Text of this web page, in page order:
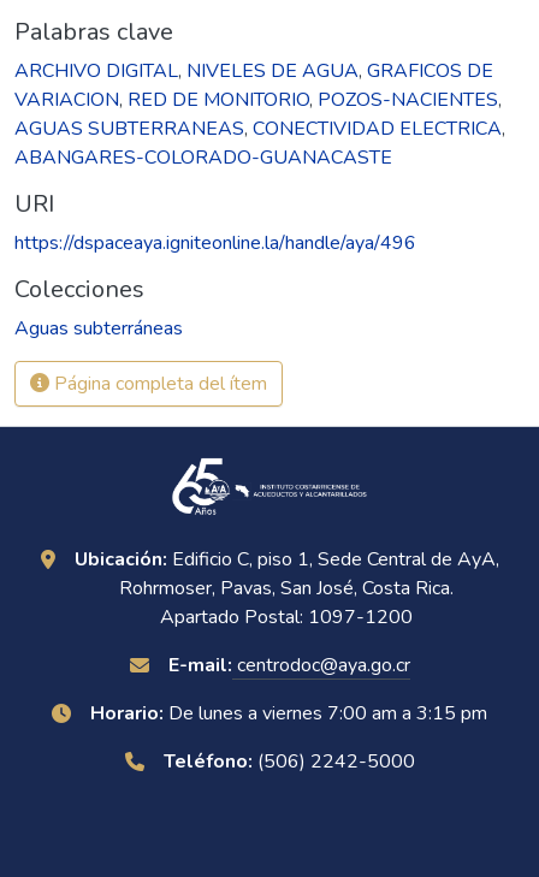
Palabras clave
ARCHIVO DIGITAL, NIVELES DE AGUA, GRAFICOS DE
VARIACION, RED DE MONITORIO, POZOS-NACIENTES,
AGUAS SUBTERRANEAS, CONECTIVIDAD ELECTRICA,
ABANGARES-COLORADO-GUANACASTE
URI
https://dspaceaya.igniteonline.la/handle/aya/496
Colecciones
Aguas subterráneas
Página completa del ítem
Ubicación: Edificio C, piso 1, Sede Central de AyA,
Rohrmoser, Pavas, San José, Costa Rica.
Apartado Postal: 1097-1200
E-mail: centrodoc@aya.go.cr
Horario: De lunes a viernes 7:00 am a 3:15 pm
Teléfono: (506) 2242-5000